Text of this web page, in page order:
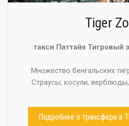
Tiger
такси Паттайя Тигровый
Множество бенгальских
Страусы, косули,
Подробнее о трансфере в